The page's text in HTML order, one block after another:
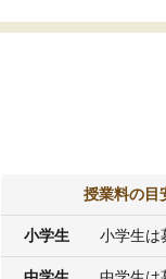
授業料の目
小学生 小学生は